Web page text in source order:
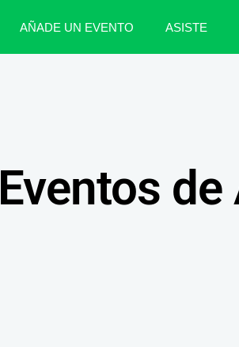
AÑADE UN EVENTO ASISTE
Eventos de